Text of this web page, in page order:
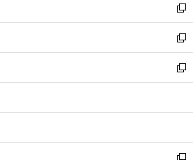
く
で
開
く
ィ
ン
ド
ウ
で
開
い
ウ
ィ
ン
ド
ウ
開
新
し
い
ウ
ィ
ン
ウ
開
く
新
し
い
ウ
ン
ウ
で
新
し
ウ
ン